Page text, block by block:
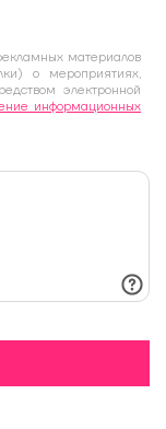
материалов
о мероприятиях,
электронной
информационных